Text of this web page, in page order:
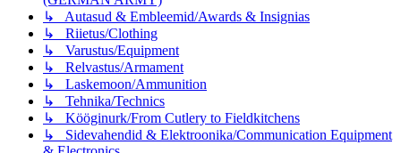
↳ Autasud & Embleemid/Awards & Insignias
↳ Riietus/Clothing
↳ Varustus/Equipment
↳ Relvastus/Armament
↳ Laskemoon/Ammunition
↳ Tehnika/Technics
↳ Kööginurk/From Cutlery to Fieldkitchens
↳ Sidevahendid & Elektroonika/Communication Equipment